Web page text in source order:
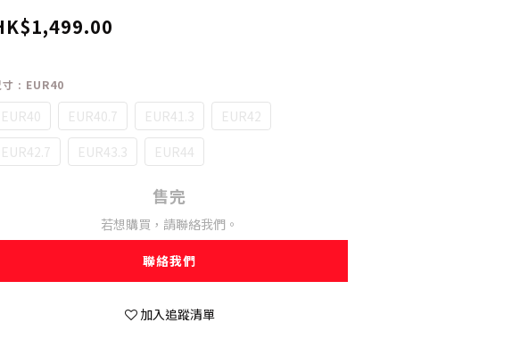
寸 : EUR40
EUR40 EUR40.7 EUR41.3
EUR42
EUR42.7
EUR43.3 EUR44
售完
若想購買，請聯絡我們。
聯絡我們
加入追蹤清單